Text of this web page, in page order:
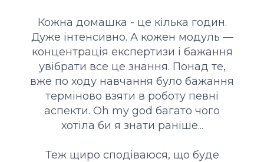
Кожна домашка - це кілька годин.
Дуже інтенсивно. А кожен модуль —
концентрація експертизи і бажання
увібрати все це знання. Понад те,
вже по ходу навчання було бажання
терміново взяти в роботу певні
аспекти. Oh my god багато чого
хотіла би я знати раніше...
Теж щиро сподіваюся, що буде